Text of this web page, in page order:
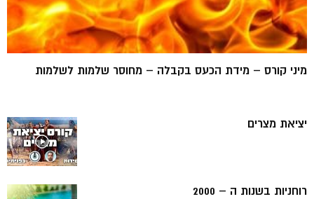
מיני קורס – מידת הכעס בקבלה – מחוסר שלמות לשלמות
יציאת מצרים
רוחניות בשנות ה – 2000